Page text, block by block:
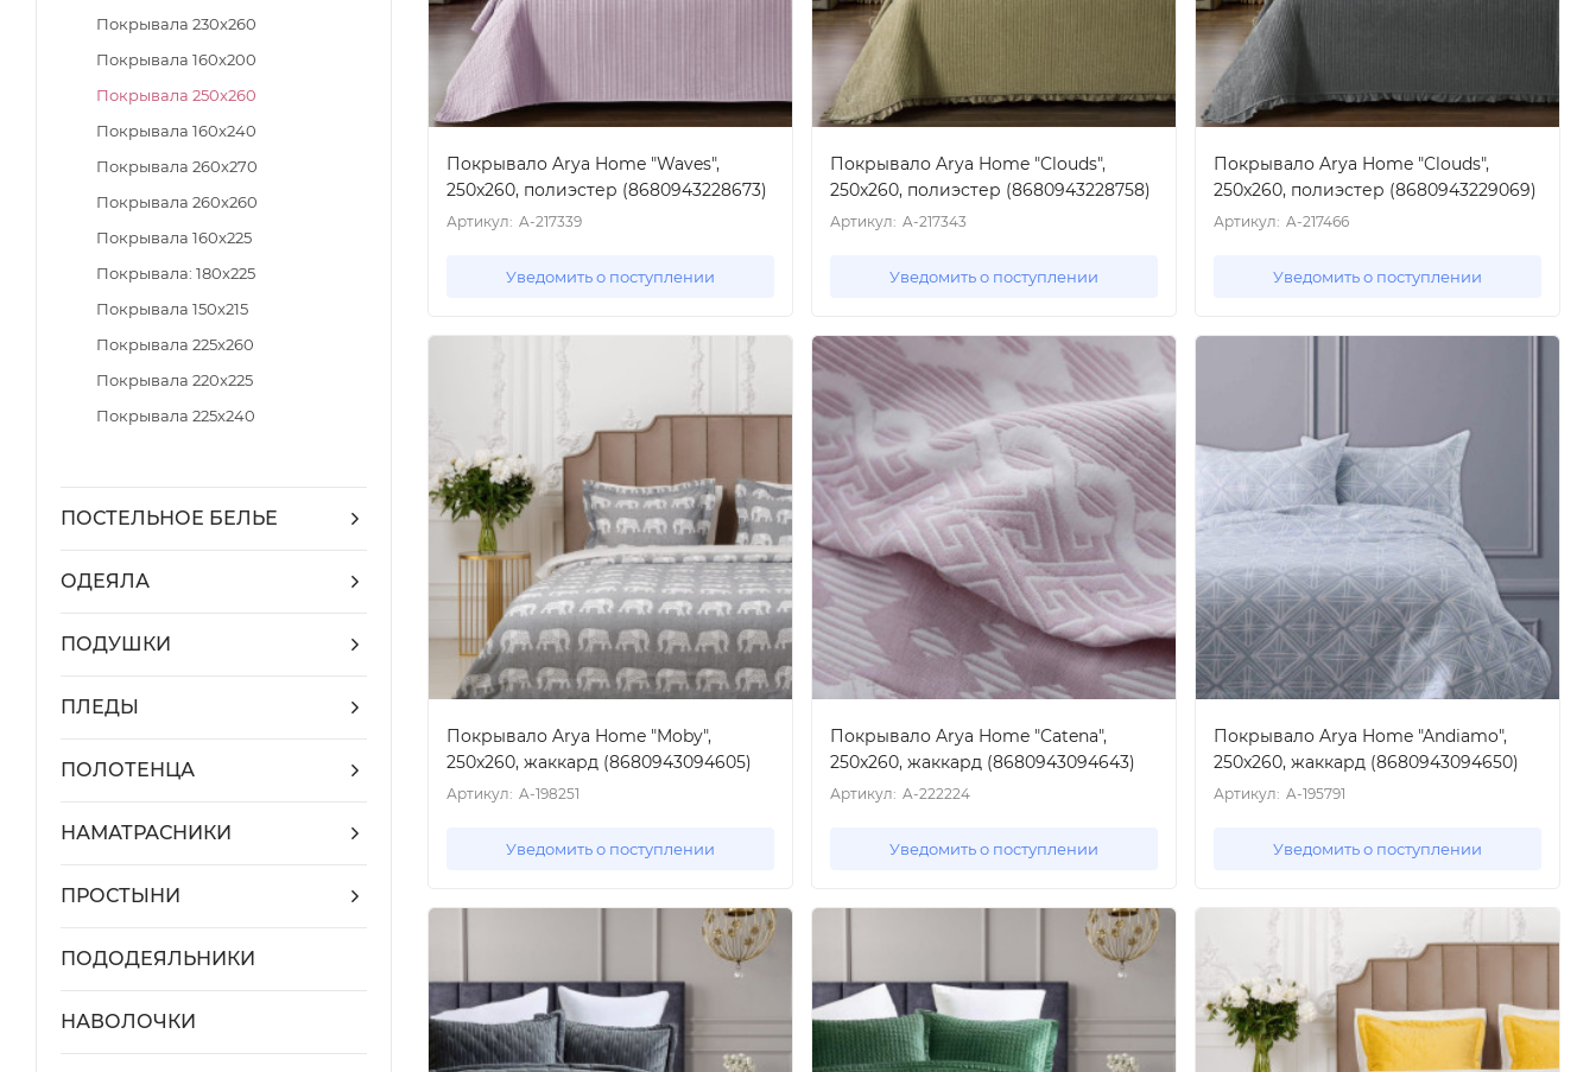
Покрывала 230x260
Покрывала 160x200
Покрывала 250x260
Покрывала 160x240
Покрывала 260x270
Покрывала 260x260
Покрывала 160x225
Покрывала: 180x225
Покрывала 150x215
Покрывала 225x260
Покрывала 220x225
Покрывала 225x240
ПОСТЕЛЬНОЕ БЕЛЬЕ
ОДЕЯЛА
ПОДУШКИ
ПЛЕДЫ
ПОЛОТЕНЦА
НАМАТРАСНИКИ
ПРОСТЫНИ
ПОДОДЕЯЛЬНИКИ
НАВОЛОЧКИ
Покрывало Arya Home "Waves",
250x260, полиэстер (8680943228673)
Артикул: A-217339
Уведомить о поступлении
Покрывало Arya Home "Clouds",
250x260, полиэстер (8680943228758)
Артикул: A-217343
Уведомить о поступлении
Покрывало Arya Home "Clouds",
250x260, полиэстер (8680943229069)
Артикул: A-217466
Уведомить о поступлении
Покрывало Arya Home "Moby",
250x260, жаккард (8680943094605)
Артикул: A-198251
Уведомить о поступлении
Покрывало Arya Home "Catena",
250x260, жаккард (8680943094643)
Артикул: A-222224
Уведомить о поступлении
Покрывало Arya Home "Andiamo",
250x260, жаккард (8680943094650)
Артикул: A-195791
Уведомить о поступлении